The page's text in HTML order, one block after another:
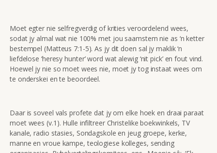
Moet egter nie selfregverdig of krities veroordelend wees,
sodat jy almal wat nie 100% met jou saamstem nie as ‘n ketter
bestempel (Matteus 7:1-5). As jy dit doen sal jy maklik ‘n
liefdelose ‘heresy hunter’ word wat alewig ‘nit pick’ en fout vind.
Hoewel jy nie so moet wees nie, moet jy tog instaat wees om
te onderskei en te beoordeel.
Daar is soveel vals profete dat jy om elke hoek en draai paraat
moet wees (v.1). Hulle infiltreer Christelike boekwinkels, TV
kanale, radio stasies, Sondagskole en jeug groepe, kerke,
manne en vroue kampe, teologiese kolleges, sending